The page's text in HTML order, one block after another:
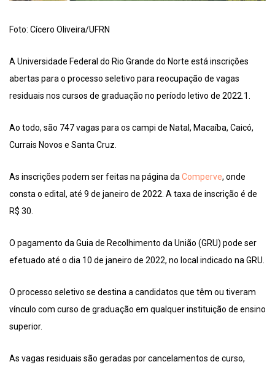
Foto: Cícero Oliveira/UFRN
A Universidade Federal do Rio Grande do Norte está inscrições
abertas para o processo seletivo para reocupação de vagas
residuais nos cursos de graduação no período letivo de 2022.1.
Ao todo, são 747 vagas para os campi de Natal, Macaíba, Caicó,
Currais Novos e Santa Cruz.
As inscrições podem ser feitas na página daComperve, onde
consta o edital, até 9 de janeiro de 2022. A taxa de inscrição é de
R$ 30.
O pagamento da Guia de Recolhimento da União (GRU) pode ser
efetuado até o dia 10 de janeiro de 2022, no local indicado na GRU.
O processo seletivo se destina a candidatos que têm ou tiveram
vínculo com curso de graduação em qualquer instituição de ensino
superior.
As vagas residuais são geradas por cancelamentos de curso,